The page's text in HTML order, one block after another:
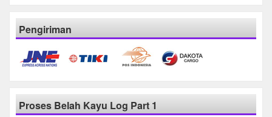
Pengiriman
Proses Belah Kayu Log Part 1